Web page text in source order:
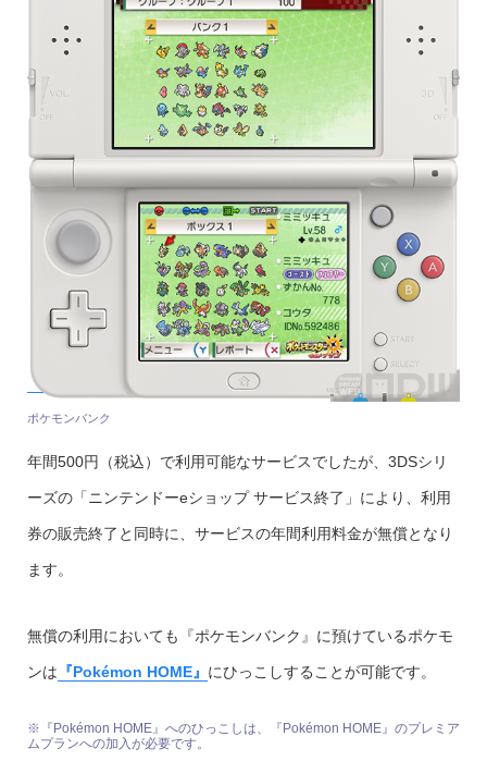
ポケモンバンク
年間500円（税込）で利用可能なサービスでしたが、3DSシリ
ーズの「ニンテンドーeショップ サービス終了」により、利用
券の販売終了と同時に、サービスの年間利用料金が無償となり
ます。
無償の利用においても『ポケモンバンク』に預けているポケモ
ンは 『Pokémon HOME』 にひっこしすることが可能です。
※『Pokémon HOME』へのひっこしは、『Pokémon HOME』のプレミア
ムプランへの加入が必要です。